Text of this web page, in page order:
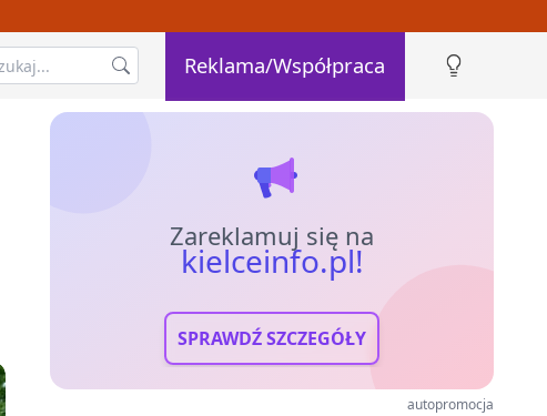
Reklama/Współpraca
Zareklamuj się na
kielceinfo.pl!
SPRAWDŹ SZCZEGÓŁY
autopromocja